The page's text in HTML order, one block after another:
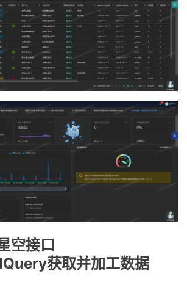
空接口
获取并加工数据